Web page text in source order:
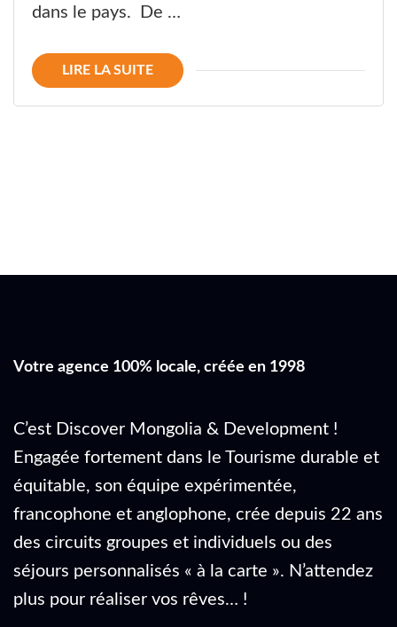
dans le pays. De …
LIRE LA SUITE
Votre agence 100% locale, créée en 1998
C’est Discover Mongolia & Development !
Engagée fortement dans le Tourisme durable et
équitable, son équipe expérimentée,
francophone et anglophone, crée depuis 22 ans
des circuits groupes et individuels ou des
séjours personnalisés « à la carte ». N’attendez
plus pour réaliser vos rêves… !